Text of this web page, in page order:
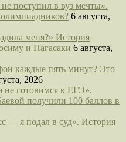
поступил в вуз мечты».
6 августа,
меня?» История
и Нагасаки 6 августа,
каждые пять минут? Это
2026
не готовимся к ЕГЭ».
получили 100 баллов в
— я подал в суд». История